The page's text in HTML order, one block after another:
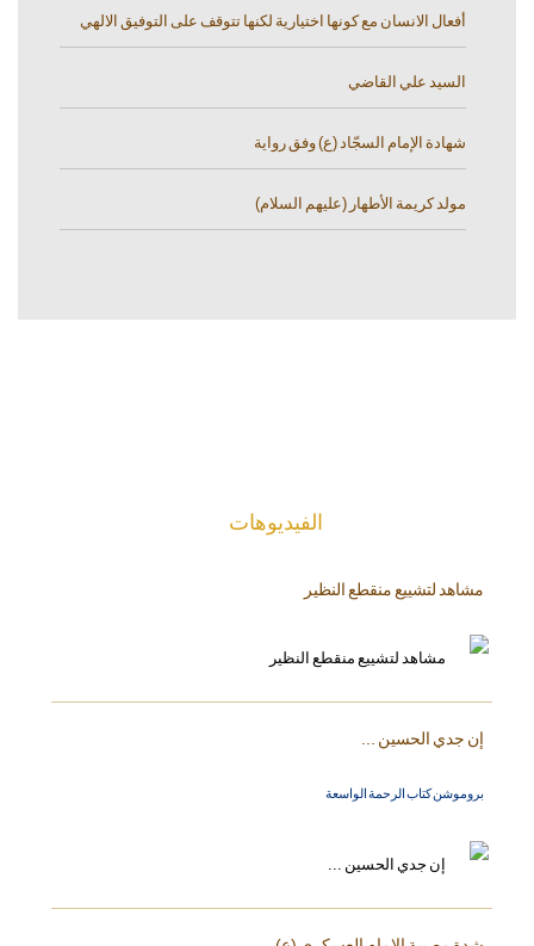
أفعال الانسان مع كونها اختيارية لكنها تتوقف على التوفيق الالهي
السيد علي القاضي
شهادة الإمام السجّاد (ع) وفق رواية
مولد كريمة الأطهار (عليهم السلام)
الفیدیوهات
مشاهد لتشييع منقطع النظير
إن جدي الحسين ...
بروموشن كتاب الرحمة الواسعة